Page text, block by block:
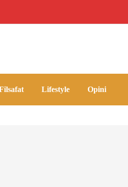
Lifestyle Opini